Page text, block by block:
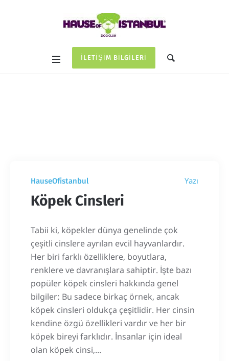
İLETIŞIM BILGILERI
HauseOfistanbul Yazı
Köpek Cinsleri
Tabii ki, köpekler dünya genelinde çok
çeşitli cinslere ayrılan evcil hayvanlardır.
Her biri farklı özelliklere, boyutlara,
renklere ve davranışlara sahiptir. İşte bazı
popüler köpek cinsleri hakkında genel
bilgiler: Bu sadece birkaç örnek, ancak
köpek cinsleri oldukça çeşitlidir. Her cinsin
kendine özgü özellikleri vardır ve her bir
köpek bireyi farklıdır. İnsanlar için ideal
olan köpek cinsi,...